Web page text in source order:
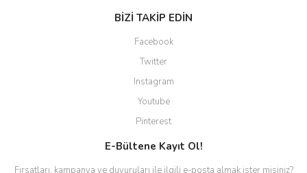
BİZİ TAKİP EDİN
Facebook
Twitter
Instagram
Youtube
Pinterest
E-Bültene Kayıt Ol!
Fırsatları, kampanya ve duyuruları ile ilgili e-posta almak ister misiniz?